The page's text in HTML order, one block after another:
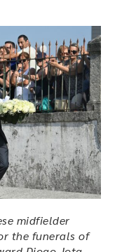
midfielder
the funerals of